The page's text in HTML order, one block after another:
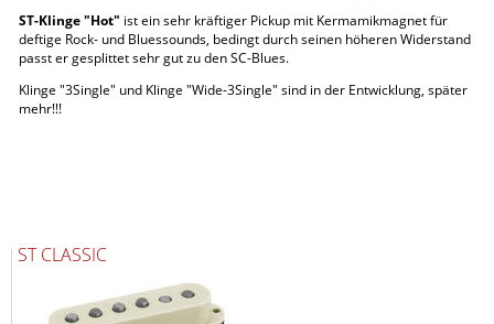
ST-Klinge "Hot" ist ein sehr kräftiger Pickup mit Kermamikmagnet für
deftige Rock- und Bluessounds, bedingt durch seinen höheren Widerstand
passt er gesplittet sehr gut zu den SC-Blues.
Klinge "3Single" und Klinge "Wide-3Single" sind in der Entwicklung, später
mehr!!!
ST CLASSIC